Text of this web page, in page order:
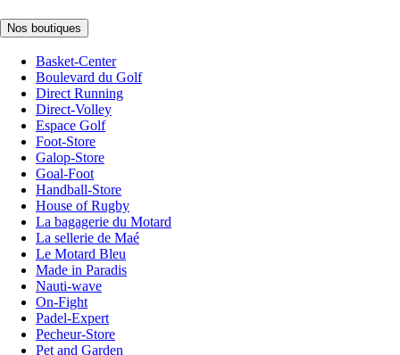
Nos boutiques
Basket-Center
Boulevard du Golf
Direct Running
Direct-Volley
Espace Golf
Foot-Store
Galop-Store
Goal-Foot
Handball-Store
House of Rugby
La bagagerie du Motard
La sellerie de Maé
Le Motard Bleu
Made in Paradis
Nauti-wave
On-Fight
Padel-Expert
Pecheur-Store
Pet and Garden